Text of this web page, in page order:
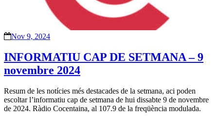
Nov 9, 2024
INFORMATIU CAP DE SETMANA – 9
novembre 2024
Resum de les notícies més destacades de la setmana, aci poden
escoltar l’informatiu cap de setmana de hui dissabte 9 de novembre
de 2024. Ràdio Cocentaina, al 107.9 de la freqüència modulada.